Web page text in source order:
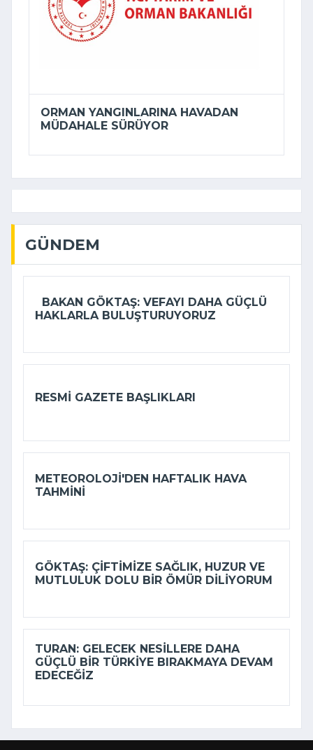
ORMAN YANGINLARINA HAVADAN
MÜDAHALE SÜRÜYOR
GÜNDEM
BAKAN GÖKTAŞ: VEFAYI DAHA GÜÇLÜ
HAKLARLA BULUŞTURUYORUZ
RESMI GAZETE BAŞLIKLARI
METEOROLOJI'DEN HAFTALIK HAVA
TAHMINI
GÖKTAŞ: ÇIFTIMIZE SAĞLIK, HUZUR VE
MUTLULUK DOLU BIR ÖMÜR DILIYORUM
TURAN: GELECEK NESILLERE DAHA
GÜÇLÜ BIR TÜRKIYE BIRAKMAYA DEVAM
EDECEĞIZ